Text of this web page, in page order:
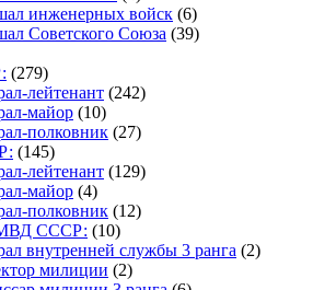
инженерных войск (6)
Советского Союза (39)
(279)
лейтенант (242)
майор (10)
полковник (27)
(145)
лейтенант (129)
майор (4)
полковник (12)
СССР: (10)
внутренней службы 3 ранга (2)
милиции (2)